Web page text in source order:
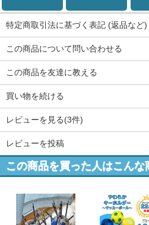
特定商取引法に基づく表記 (返品など)
この商品について問い合わせる
この商品を友達に教える
買い物を続ける
レビューを見る(3件)
レビューを投稿
この商品を買った人はこん